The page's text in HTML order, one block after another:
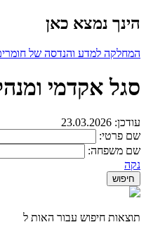
הינך נמצא כאן
המחלקה למדע והנדסה של
סגל אקדמי
עודכן: 23.03.2026
שם פרטי:
שם משפחה:
נקה
תוצאות חיפוש עבור האות ל